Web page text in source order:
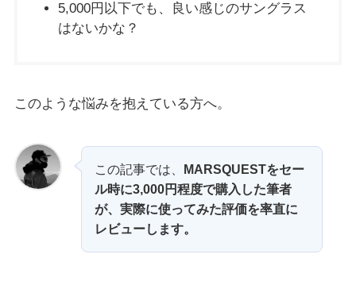
5,000円以下でも、良い感じのサングラス
はないかな？
このような悩みを抱えている方へ。
この記事では、 MARSQUESTをセー
ル時に3,000円程度で購入した筆者
が、実際に使ってみた評価を率直に
レビューします。